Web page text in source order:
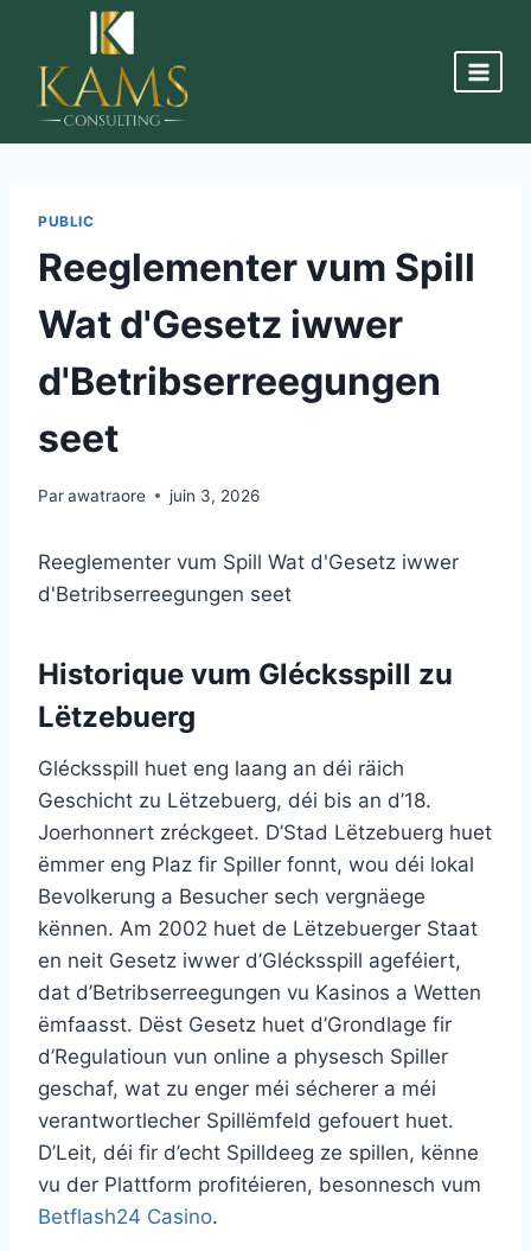
PUBLIC
Reeglementer vum Spill
Wat d'Gesetz iwwer
d'Betribserreegungen
seet
Parawatraore juin 3, 2026
Reeglementer vum Spill Wat d'Gesetz iwwer
d'Betribserreegungen seet
Historique vum Glécksspill zu
Lëtzebuerg
Glécksspill huet eng laang an déi räich
Geschicht zu Lëtzebuerg, déi bis an d’18.
Joerhonnert zréckgeet. D’Stad Lëtzebuerg huet
ëmmer eng Plaz fir Spiller fonnt, wou déi lokal
Bevolkerung a Besucher sech vergnäege
kënnen. Am 2002 huet de Lëtzebuerger Staat
en neit Gesetz iwwer d’Glécksspill ageféiert,
dat d’Betribserreegungen vu Kasinos a Wetten
ëmfaasst. Dëst Gesetz huet d’Grondlage fir
d’Regulatioun vun online a physesch Spiller
geschaf, wat zu enger méi sécherer a méi
verantwortlecher Spillëmfeld gefouert huet.
D’Leit, déi fir d’echt Spilldeeg ze spillen, kënne
vu der Plattform profitéieren, besonnesch vum
Betflash24 Casino.